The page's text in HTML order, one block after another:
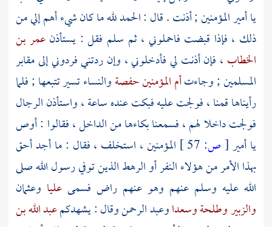
يا أمير المؤمنين ; أذنت . قال : الحمد لله ما كان شيء أهم إلي من
ذلك ، فإذا قبضت فاحملوني ، ثم سلم فقل : يستأذنعمر بن
الخطاب ، فإن أذنت لي فأدخلوني ، وإن ردتني فردوني إلى مقابر
المسلمين ; وجاءتأم المؤمنين حفصةوالنساء تسير تتبعها ; فلما
رأيناها قمنا ، فولجت عليه فبكت عنده ساعة ، واستأذن الرجال
فولجت داخلا لهم ، فسمعنا بكاءها من الداخل ، فقالوا : أوص
يا أمير[ص:
المؤمنين ، استخلف ، فقال : ما أجد أحق
بهذا الأمر من هؤلاء النفر أو الرهط الذين توفي رسول الله صلى
الله عليه وسلم عنهم وهو عنهم راض فسمى عليا وعثمان
والزبيروطلحةوسعداوعبد الرحمنوقال : يشهدكمعبد الله بن